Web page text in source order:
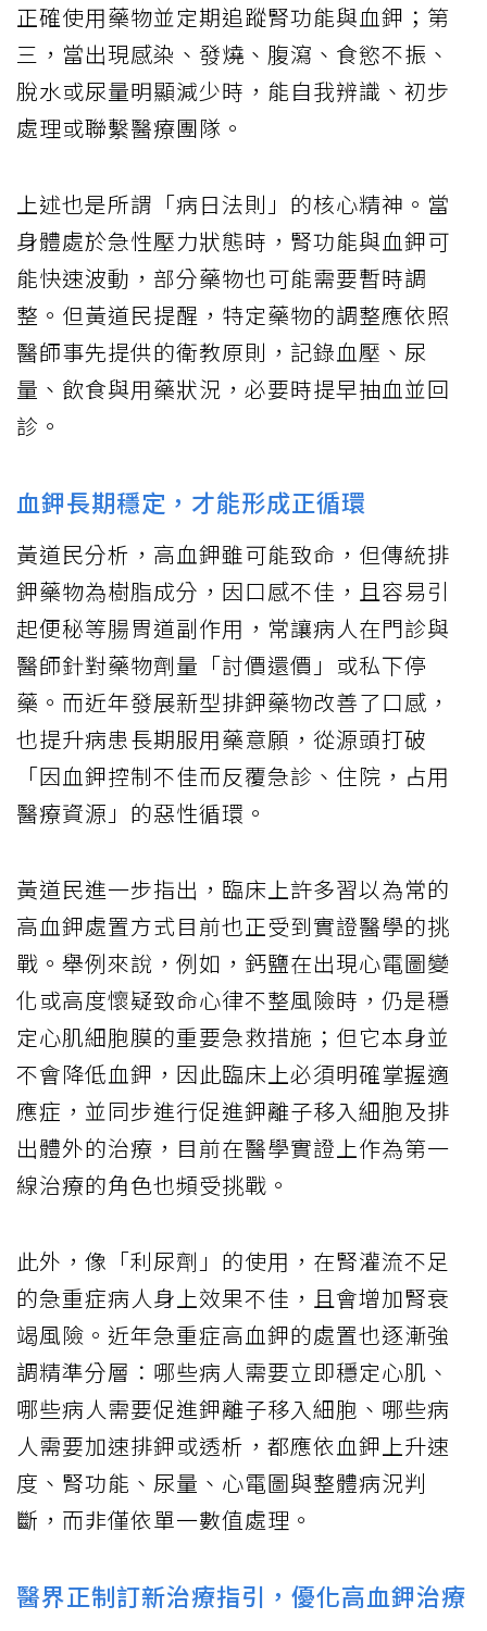
正確使用藥物並定期追蹤腎功能與血鉀；第
三，當出現感染、發燒、腹瀉、食慾不振、
脫水或尿量明顯減少時，能自我辨識、初步
處理或聯繫醫療團隊。
上述也是所謂「病日法則」的核心精神。當
身體處於急性壓力狀態時，腎功能與血鉀可
能快速波動，部分藥物也可能需要暫時調
整。但黃道民提醒，特定藥物的調整應依照
醫師事先提供的衛教原則，記錄血壓、尿
量、飲食與用藥狀況，必要時提早抽血並回
診。
血鉀長期穩定，才能形成正循環
黃道民分析，高血鉀雖可能致命，但傳統排
鉀藥物為樹脂成分，因口感不佳，且容易引
起便秘等腸胃道副作用，常讓病人在門診與
醫師針對藥物劑量「討價還價」或私下停
藥。而近年發展新型排鉀藥物改善了口感，
也提升病患長期服用藥意願，從源頭打破
「因血鉀控制不佳而反覆急診、住院，占用
醫療資源」的惡性循環。
黃道民進一步指出，臨床上許多習以為常的
高血鉀處置方式目前也正受到實證醫學的挑
戰。舉例來說，例如，鈣鹽在出現心電圖變
化或高度懷疑致命心律不整風險時，仍是穩
定心肌細胞膜的重要急救措施；但它本身並
不會降低血鉀，因此臨床上必須明確掌握適
應症，並同步進行促進鉀離子移入細胞及排
出體外的治療，目前在醫學實證上作為第一
線治療的角色也頻受挑戰。
此外，像「利尿劑」的使用，在腎灌流不足
的急重症病人身上效果不佳，且會增加腎衰
竭風險。近年急重症高血鉀的處置也逐漸強
調精準分層：哪些病人需要立即穩定心肌、
哪些病人需要促進鉀離子移入細胞、哪些病
人需要加速排鉀或透析，都應依血鉀上升速
度、腎功能、尿量、心電圖與整體病況判
斷，而非僅依單一數值處理。
醫界正制訂新治療指引，優化高血鉀治療